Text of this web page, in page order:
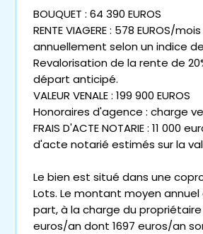
BOUQUET : 64 390 EUROS
RENTE VIAGERE : 578 EUROS/
annuellement selon un indice de
Revalorisation de la rente de
départ anticipé.
VALEUR VENALE : 199 900 EUROS
Honoraires d'agence : charge
FRAIS D'ACTE NOTARIE : 11 000
d'acte notarié estimés sur la
Le bien est situé dans une
Lots. Le montant moyen
part, à la charge du
euros/an dont 1697 euros/an